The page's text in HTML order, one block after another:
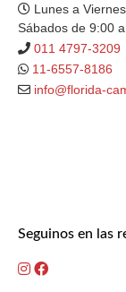
Lunes a
Sábados de 9:00 a
011 4797-3209
11-6557-8186
info@florida-
Seguinos en las